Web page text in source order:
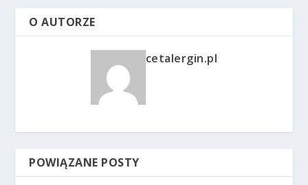
O AUTORZE
cetalergin.pl
POWIĄZANE POSTY